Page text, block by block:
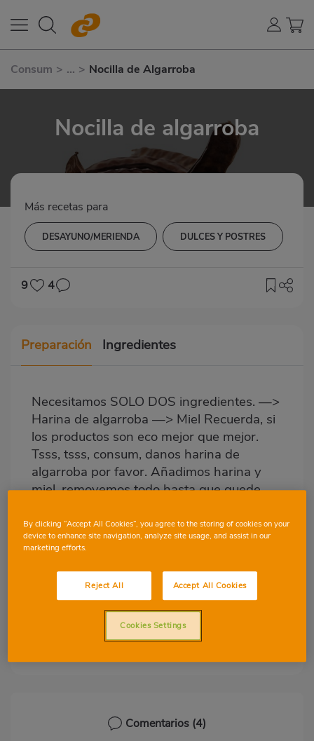
Consum > ... > Nocilla de Algarroba
Nocilla de algarroba
Más recetas para
DESAYUNO/MERIENDA DULCES Y POSTRES
9 4
Preparación Ingredientes
Necesitamos SOLO DOS ingredientes. —>
Harina de algarroba —> Miel Recuerda, si
los productos son eco mejor que mejor.
Tsss, tsss, consum, danos harina de
algarroba por favor. Añadimos harina y
miel, removemos todo hasta que quede
empezar con poca harina. Cuando
tengamos la mezcla homogénea ¡todo listo!
cargado de proteínas
Remover y listo
Paciencia y ganas, no necesitas más
Comentarios (4)
By clicking “Accept All Cookies”, you agree to the storing of cookies on your
device to enhance site navigation, analyze site usage, and assist in our
marketing efforts.
Reject All Accept All Cookies
Cookies Settings